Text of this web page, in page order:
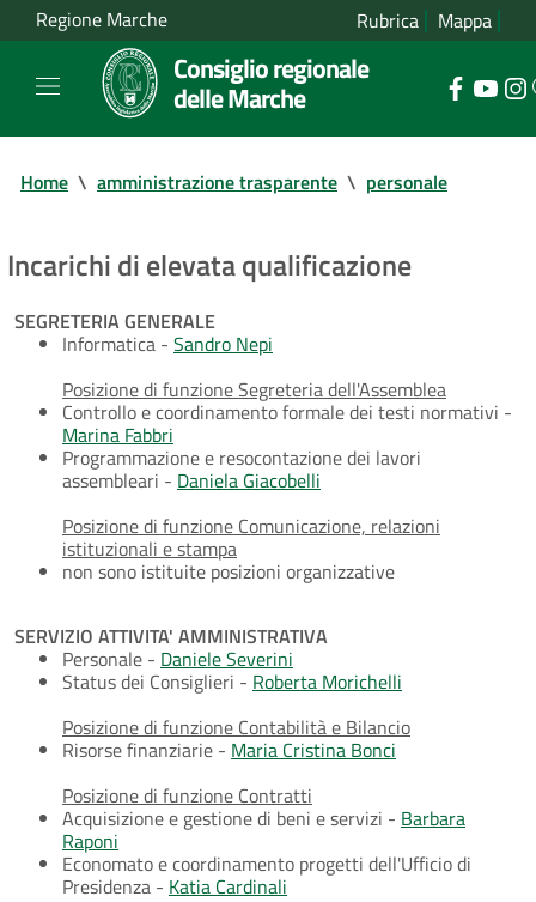
Regione Marche Rubrica Mappa
Consiglio regionale
delle Marche
Home \ amministrazione trasparente \ personale
Incarichi di elevata qualificazione
SEGRETERIA GENERALE
Informatica - Sandro Nepi
Posizione di funzione Segreteria dell'Assemblea
Controllo e coordinamento formale dei testi normativi -
Marina Fabbri
Programmazione e resocontazione dei lavori
assembleari - Daniela Giacobelli
Posizione di funzione Comunicazione, relazioni
istituzionali e stampa
non sono istituite posizioni organizzative
SERVIZIO ATTIVITA' AMMINISTRATIVA
Personale - Daniele Severini
Status dei Consiglieri - Roberta Morichelli
Posizione di funzione Contabilità e Bilancio
Risorse finanziarie - Maria Cristina Bonci
Posizione di funzione Contratti
Acquisizione e gestione di beni e servizi - Barbara
Raponi
Economato e coordinamento progetti dell'Ufficio di
Presidenza - Katia Cardinali